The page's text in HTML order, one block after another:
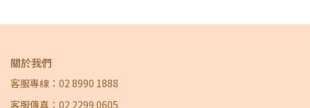
關於我們
客服專線：02 8990 1888
客服傳真：02 2299 0605